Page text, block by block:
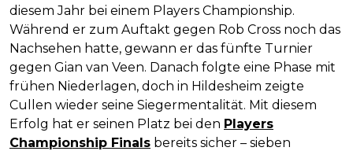
diesem Jahr bei einem Players Championship.
Während er zum Auftakt gegen Rob Cross noch das
Nachsehen hatte, gewann er das fünfte Turnier
gegen Gian van Veen. Danach folgte eine Phase mit
frühen Niederlagen, doch in Hildesheim zeigte
Cullen wieder seine Siegermentalität. Mit diesem
Erfolg hat er seinen Platz bei den Players
Championship Finals bereits sicher – sieben